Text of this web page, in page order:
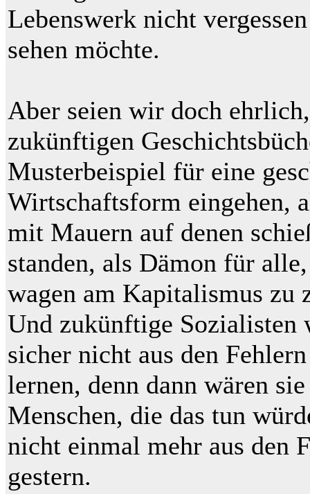
Lebenswerk nicht
sehen möchte.
Aber seien wir doch
zukünftigen
Musterbeispiel für eine
Wirtschaftsform eingehen,
mit Mauern auf denen
standen, als Dämon für
wagen am Kapitalismus zu
Und zukünftige Sozialisten
sicher nicht aus den
lernen, denn dann wären
Menschen, die das tun
nicht einmal mehr aus den
gestern.